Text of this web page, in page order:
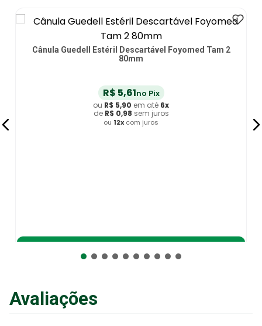
Cânula Guedell Estéril Descartável Foyomed Tam 2
80mm
R$ 5,61no Pix
ou R$ 5,90 em até 6x
de R$ 0,98 sem juros
ou 12x com juros
Avaliações